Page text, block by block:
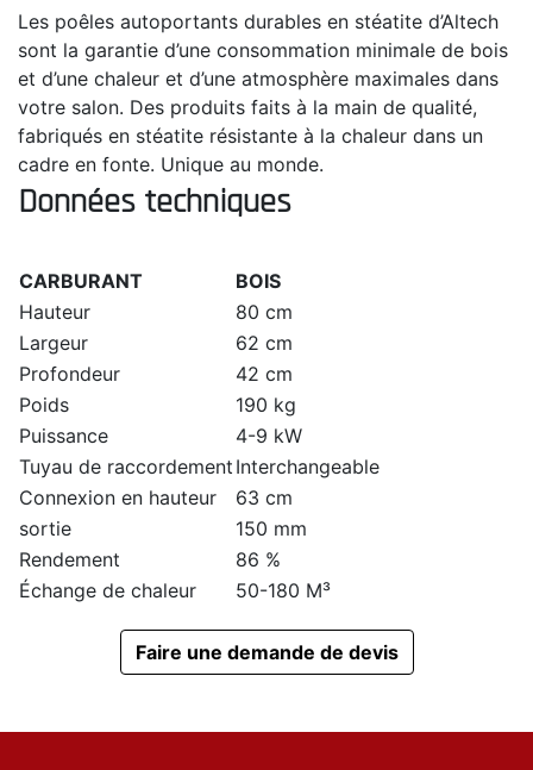
Les poêles autoportants durables en stéatite d’Altech
sont la garantie d’une consommation minimale de bois
et d’une chaleur et d’une atmosphère maximales dans
votre salon. Des produits faits à la main de qualité,
fabriqués en stéatite résistante à la chaleur dans un
cadre en fonte. Unique au monde.
Données techniques
CARBURANT
BOIS
Hauteur
80 cm
Largeur
62 cm
Profondeur
42 cm
Poids
190 kg
Puissance
4-9 kW
Tuyau de raccordement Interchangeable
Connexion en hauteur
63 cm
sortie
150 mm
Rendement
86 %
Échange de chaleur
50-180 M³
Faire une demande de devis